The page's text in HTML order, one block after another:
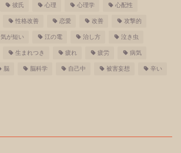
彼氏 心理 心理学 心配性
性格改善 恋愛 改善 攻撃的
気が短い 江の電 治し方 泣き虫
生まれつき 疲れ 疲労 病気
脳 脳科学 自己中 被害妄想 辛い